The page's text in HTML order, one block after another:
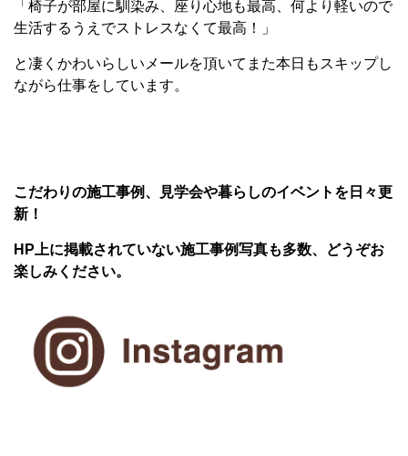
「椅子が部屋に馴染み、座り心地も最高、何より軽いので
生活するうえでストレスなくて最高！」
と凄くかわいらしいメールを頂いてまた本日もスキップし
ながら仕事をしています。
こだわりの施工事例、見学会や暮らしのイベントを日々更
新！
HP上に掲載されていない施工事例写真も多数、どうぞお
楽しみください。